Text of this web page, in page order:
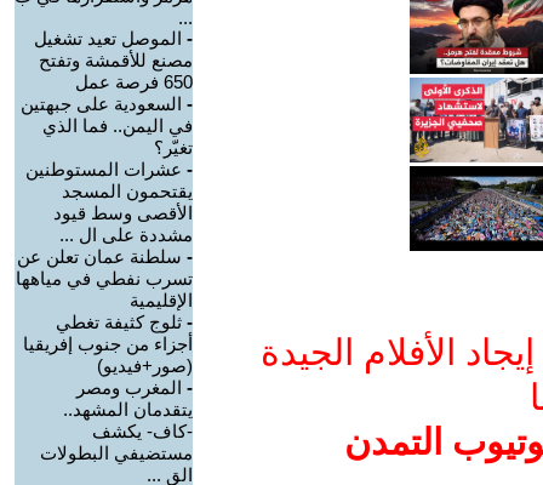
الأفلام الجيدة
التمدن
...
- الموصل تعيد تشغيل
مصنع للأقمشة وتفتح
650 فرصة عمل
- السعودية على جبهتين
في اليمن.. فما الذي
تغيّر؟
- عشرات المستوطنين
يقتحمون المسجد
الأقصى وسط قيود
مشددة على ال ...
- سلطنة عمان تعلن عن
تسرب نفطي في مياهها
الإقليمية
- ثلوج كثيفة تغطي
أجزاء من جنوب إفريقيا
(صور+فيديو)
- المغرب ومصر
يتقدمان المشهد..
-كاف- يكشف
مستضيفي البطولات
الق ...